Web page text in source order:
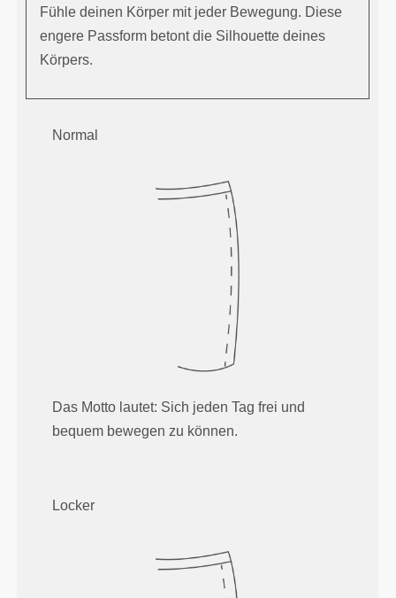
Fühle deinen Körper mit jeder Bewegung. Diese
engere Passform betont die Silhouette deines
Körpers.
Normal
Das Motto lautet: Sich jeden Tag frei und
bequem bewegen zu können.
Locker